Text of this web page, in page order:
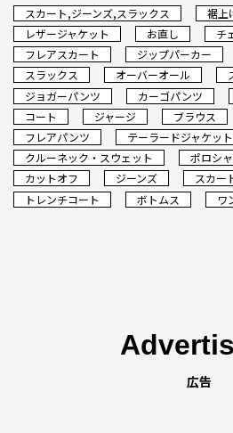
スカート,ジーンズ,スラックス 裾上
レザージャケット
お直し チ
フレアスカート
ジップパーカー
スラックス
オーバーオール
ジョガーパンツ
カーゴパンツ
コート
ジャージ ブラウス
フレアパンツ
テーラードジャケット
クルーネック・スウェット
ポロシ
カットオフ
ジーンズ スカー
トレンチコート
ボトムス ワ
広告